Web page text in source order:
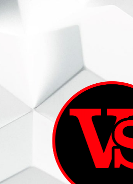
ВИННЫЙ СКЛАД